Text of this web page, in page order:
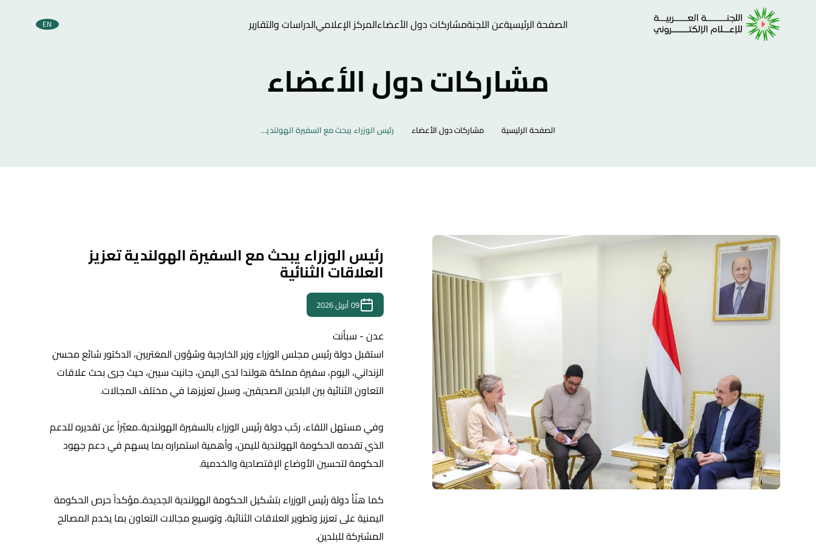
الصفحة الرئيسيةعن اللجنةمشاركات دول الأعضاءالمركز الإعلاميالدراسات والتقارير EN
مشاركات دول الأعضاء
الصفحة الرئيسية مشاركات دول الأعضاء رئيس الوزراء يبحث مع السفيرة الهولندية تعزيز العلاقات الثنائية
رئيس الوزراء يبحث مع السفيرة الهولندية تعزيز
العلاقات الثنائية
09 أبريل 2026
عدن - سبأنت
استقبل دولة رئيس مجلس الوزراء وزير الخارجية وشؤون المغتربين، الدكتور شائع محسن
الزنداني، اليوم، سفيرة مملكة هولندا لدى اليمن، جانيت سيبن، حيث جرى بحث علاقات
التعاون الثنائية بين البلدين الصديقين، وسبل تعزيزها في مختلف المجالات.
وفي مستهل اللقاء، رحّب دولة رئيس الوزراء بالسفيرة الهولندية..معبّراً عن تقديره للدعم
الذي تقدمه الحكومة الهولندية لليمن، وأهمية استمراره بما يسهم في دعم جهود
الحكومة لتحسين الأوضاع الإقتصادية والخدمية.
كما هنّأ دولة رئيس الوزراء بتشكيل الحكومة الهولندية الجديدة..مؤكداً حرص الحكومة
اليمنية على تعزيز وتطوير العلاقات الثنائية، وتوسيع مجالات التعاون بما يخدم المصالح
المشتركة للبلدين.